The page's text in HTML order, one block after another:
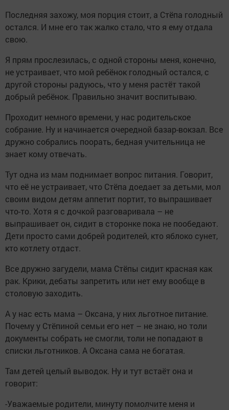
Последняя захожу, моя порция стоит, а Стёпа голодный
остался. И мне его так жалко стало, что я ему отдала
свою.
Я прям прослезилась, с одной стороны меня, конечно,
не устраивает, что мой ребёнок голодный остался, с
другой стороны радуюсь, что у меня растёт такой
добрый ребёнок. Правильно значит воспитываю.
Проходит немного времени, у нас родительское
собрание. Ну и начинается очередной базар-вокзал. Все
дружно собрались поорать, бедная учительница не
знает кому отвечать.
Тут одна из мам поднимает вопрос питания. Говорит,
что её не устраивает, что Стёпа доедает за детьми, мол
своим видом детям аппетит портит, то выпрашивает
что-то. Хотя я с дочкой разговаривала – не
выпрашивает он, сидит в сторонке пока не пообедают.
Дети просто сами добрей родителей, кто яблоко сунет,
кто котлету отдаст.
Все дружно загудели, мама Стёпы сидит красная как
рак. Крики, дебаты запретить или нет ему вообще в
столовую заходить.
А у нас есть мама – Оксана, у них льготное питание.
Почему у Стёпиной семьи его нет – не знаю, но толи
документы собрать не смогли, толи не попадают в
списки льготников. А Оксана сама не богатая.
Там детей целый выводок. Ну и тут встаёт она и
говорит:
-Уважаемые родители, минуту помолчите меня и